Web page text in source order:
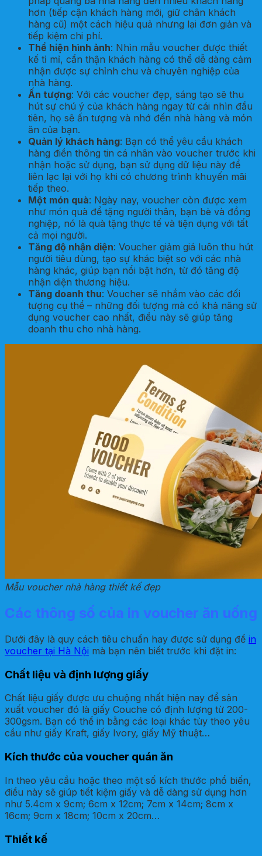
hơn (tiếp cận khách hàng mới, giữ chân khách
hàng cũ) một cách hiệu quả nhưng lại đơn giản và
tiếp kiệm chi phí.
Thể hiện hình ảnh: Nhìn mẫu voucher được thiết
kế tỉ mỉ, cẩn thận khách hàng có thể dễ dàng cảm
nhận được sự chỉnh chu và chuyên nghiệp của
nhà hàng.
Ấn tượng: Với các voucher đẹp, sáng tạo sẽ thu
hút sự chú ý của khách hàng ngay từ cái nhìn đầu
tiên, họ sẽ ấn tượng và nhớ đến nhà hàng và món
ăn của bạn.
Quản lý khách hàng: Bạn có thể yêu cầu khách
hàng điền thông tin cá nhân vào voucher trước khi
nhận hoặc sử dụng, bạn sử dụng dữ liệu này để
liên lạc lại với họ khi có chương trình khuyến mãi
tiếp theo.
Một món quà: Ngày nay, voucher còn được xem
như món quà để tặng người thân, bạn bè và đồng
nghiệp, nó là quà tặng thực tế và tiện dụng với tất
cả mọi người.
Tăng độ nhận diện: Voucher giảm giá luôn thu hút
người tiêu dùng, tạo sự khác biệt so với các nhà
hàng khác, giúp bạn nổi bật hơn, từ đó tăng độ
nhận diện thương hiệu.
Tăng doanh thu: Voucher sẽ nhắm vào các đối
tượng cụ thể – những đối tượng mà có khả năng sử
dụng voucher cao nhất, điều này sẽ giúp tăng
doanh thu cho nhà hàng.
Mẫu voucher nhà hàng thiết kế đẹp
Các thông số của in voucher ăn uống
Dưới đây là quy cách tiêu chuẩn hay được sử dụng để in
voucher tại Hà Nội mà bạn nên biết trước khi đặt in:
Chất liệu và định lượng giấy
Chất liệu giấy được ưu chuộng nhất hiện nay để sản
xuất voucher đó là giấy Couche có định lượng từ 200-
300gsm. Bạn có thể in bằng các loại khác tùy theo yêu
cầu như giấy Kraft, giấy Ivory, giấy Mỹ thuật…
Kích thước của voucher quán ăn
In theo yêu cầu hoặc theo một số kích thước phổ biến,
điều này sẽ giúp tiết kiệm giấy và dễ dàng sử dụng hơn
như 5.4cm x 9cm; 6cm x 12cm; 7cm x 14cm; 8cm x
16cm; 9cm x 18cm; 10cm x 20cm…
Thiết kế